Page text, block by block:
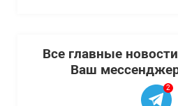
Все главные
Ваш
2